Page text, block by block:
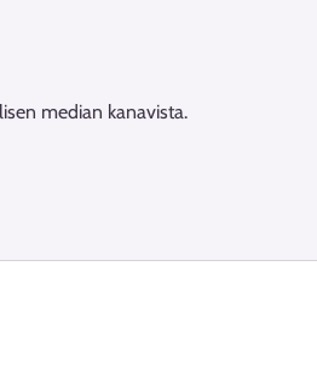
median kanavista.